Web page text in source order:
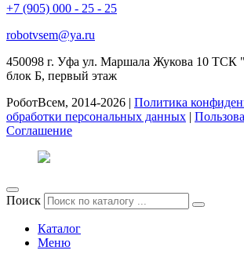
+7 (905) 000 - 25 - 25
robotvsem@ya.ru
450098 г. Уфа ул. Маршала Жукова 10 ТСК
блок Б, первый этаж
РоботВсем, 2014-2026 | Политика
обработки персональных данных |
Соглашение
Поиск
Каталог
Меню